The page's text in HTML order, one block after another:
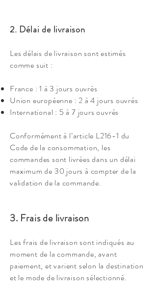
2. Délai de livraison
Les délais de livraison sont estimés
comme suit :
France : 1 à 3 jours ouvrés
Union européenne : 2 à 4 jours ouvrés
International : 5 à 7 jours ouvrés
Conformément à l’article L216-1 du
Code de la consommation, les
commandes sont livrées dans un délai
maximum de 30 jours à compter de la
validation de la commande.
3. Frais de livraison
Les frais de livraison sont indiqués au
moment de la commande, avant
paiement, et varient selon la destination
et le mode de livraison sélectionné.